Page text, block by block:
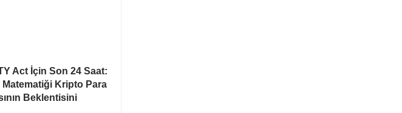
Act İçin Son 24 Saat:
Matematiği Kripto Para
Beklentisini